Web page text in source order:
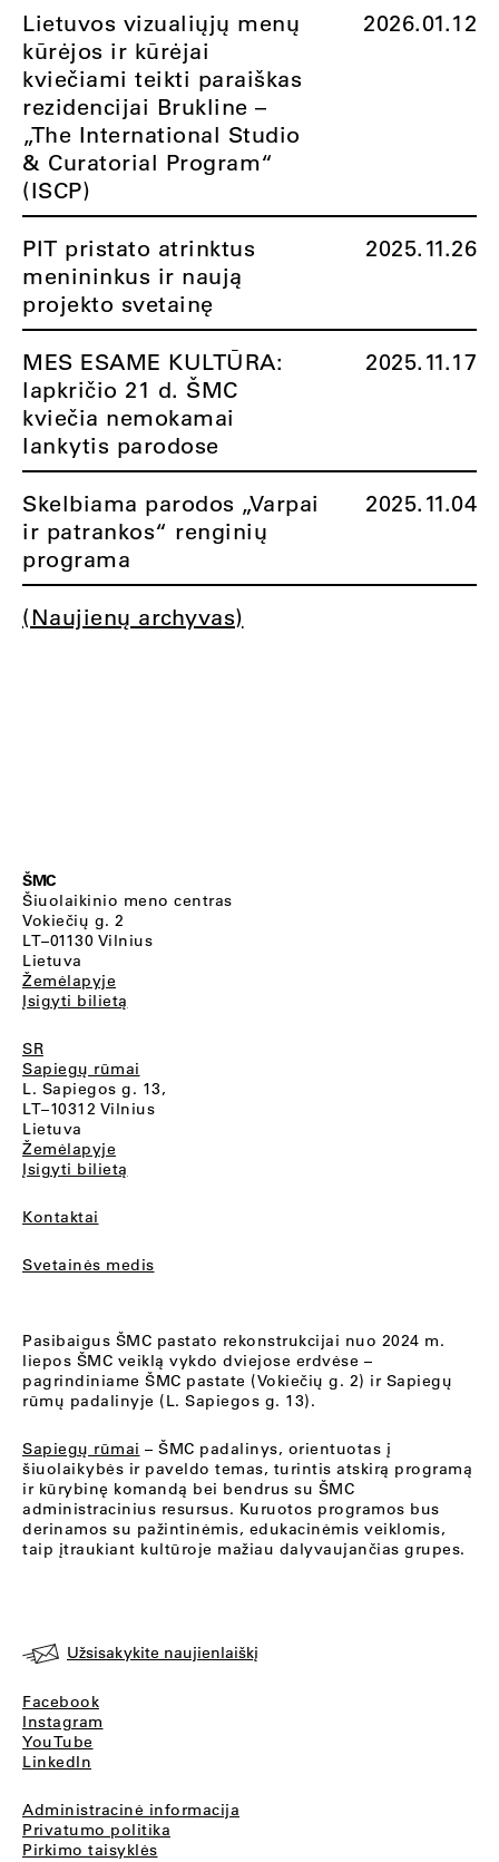
Lietuvos vizualiųjų menų
kūrėjos ir kūrėjai
kviečiami teikti paraiškas
rezidencijai Brukline –
„The International Studio
& Curatorial Program“
(ISCP)
2026.01.12
PIT pristato atrinktus
menininkus ir naują
projekto svetainę
2025.11.26
MES ESAME KULTŪRA:
lapkričio 21 d. ŠMC
kviečia nemokamai
lankytis parodose
2025.11.17
Skelbiama parodos „Varpai
ir patrankos“ renginių
programa
2025.11.04
(Naujienų archyvas)
ŠMC
Šiuolaikinio meno centras
Vokiečių g. 2
LT–01130 Vilnius
Lietuva
Žemėlapyje
Įsigyti bilietą
SR
Sapiegų rūmai
L. Sapiegos g. 13,
LT–10312 Vilnius
Lietuva
Žemėlapyje
Įsigyti bilietą
Kontaktai
Svetainės medis
Pasibaigus ŠMC pastato rekonstrukcijai nuo 2024 m.
liepos ŠMC veiklą vykdo dviejose erdvėse –
pagrindiniame ŠMC pastate (Vokiečių g. 2) ir Sapiegų
rūmų padalinyje (L. Sapiegos g. 13).
Sapiegų rūmai – ŠMC padalinys, orientuotas į
šiuolaikybės ir paveldo temas, turintis atskirą programą
ir kūrybinę komandą bei bendrus su ŠMC
administracinius resursus. Kuruotos programos bus
derinamos su pažintinėmis, edukacinėmis veiklomis,
taip įtraukiant kultūroje mažiau dalyvaujančias grupes.
Užsisakykite naujienlaiškį
Facebook
Instagram
YouTube
LinkedIn
Administracinė informacija
Privatumo politika
Pirkimo taisyklės